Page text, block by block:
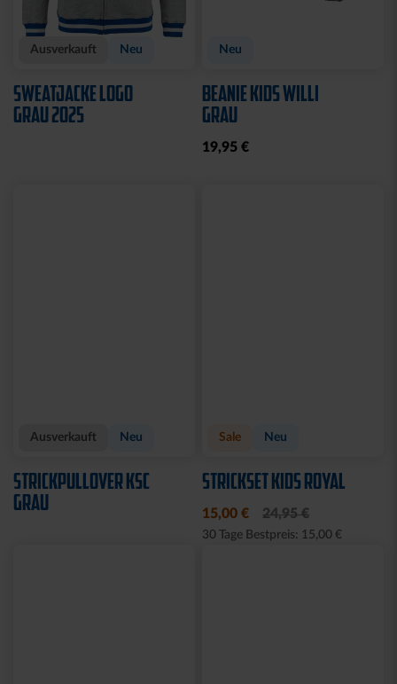
Ausverkauft Neu
SWEATJACKE LOGO
GRAU 2025
Neu
BEANIE KIDS WILLI
GRAU
19,95 €
Ausverkauft Neu
STRICKPULLOVER KSC
GRAU
Sale Neu
STRICKSET KIDS ROYAL
15,00 € 24,95 €
30 Tage Bestpreis: 15,00 €